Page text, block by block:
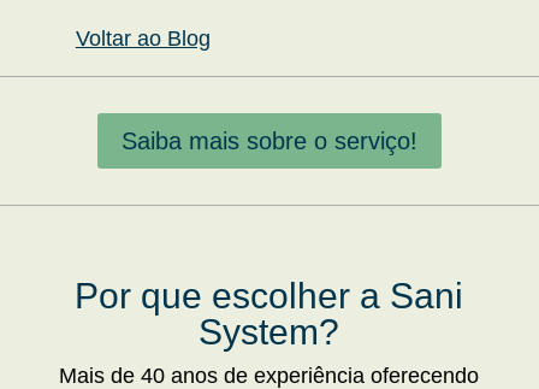
Voltar ao Blog
Saiba mais sobre o serviço!
Por que escolher a Sani
System?
Mais de 40 anos de experiência oferecendo